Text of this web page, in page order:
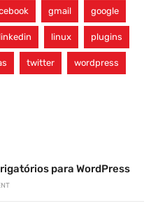
gmail google
linkedin linux plugins
twitter wordpress
para WordPress